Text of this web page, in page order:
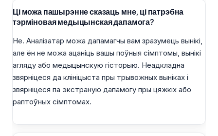
Ці можа пашырэнне сказаць мне, ці патрэбна
тэрміновая медыцынская дапамога?
Не. Аналізатар можа дапамагчы вам зразумець вынікі,
але ён не можа ацаніць вашы поўныя сімптомы, вынікі
агляду або медыцынскую гісторыю. Неадкладна
звярніцеся да клініцыста пры трывожных выніках і
звярніцеся па экстраную дапамогу пры цяжкіх або
раптоўных сімптомах.